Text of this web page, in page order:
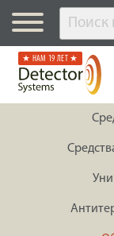
★ НАМ 19 ЛЕТ ★